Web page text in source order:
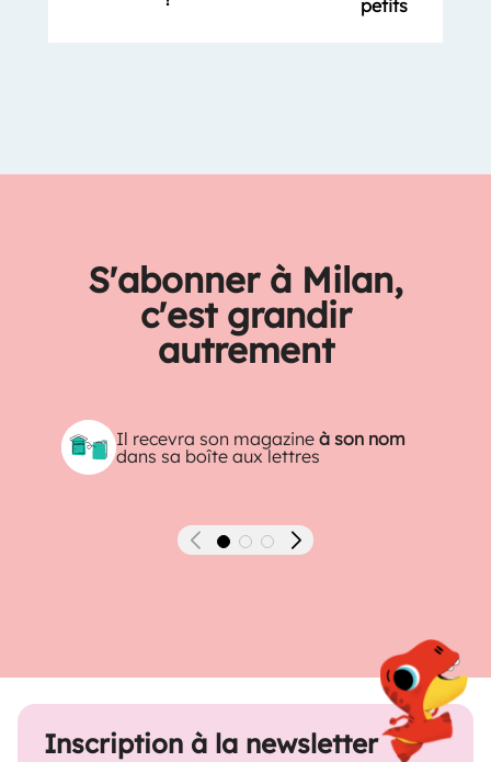
petits
S'abonner à Milan,
c'est grandir
autrement
Il recevra son magazineà son nom
dans sa boîte aux lettres
Précédent Suivant
Inscription à la newsletter